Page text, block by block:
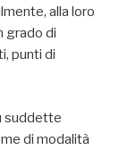
alla loro
grado di
punti di
suddette
di modalità